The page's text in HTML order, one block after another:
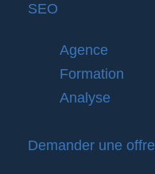
SEO
Agence
Formation
Analyse
Demander une offre